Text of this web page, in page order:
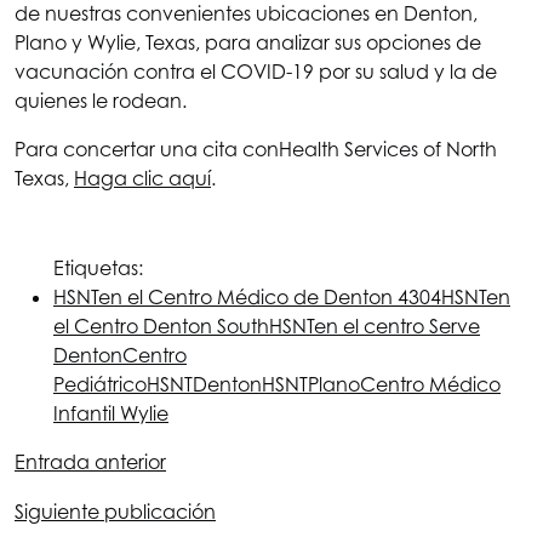
de nuestras convenientes ubicaciones en Denton,
Plano y Wylie, Texas, para analizar sus opciones de
vacunación contra el COVID-19 por su salud y la de
quienes le rodean.
Para concertar una cita conHealth Services of North
Texas, Haga clic aquí.
Etiquetas:
HSNTen el Centro Médico de Denton 4304HSNTen
el Centro Denton SouthHSNTen el centro Serve
DentonCentro
PediátricoHSNTDentonHSNTPlanoCentro Médico
Infantil Wylie
Entrada anterior
Siguiente publicación